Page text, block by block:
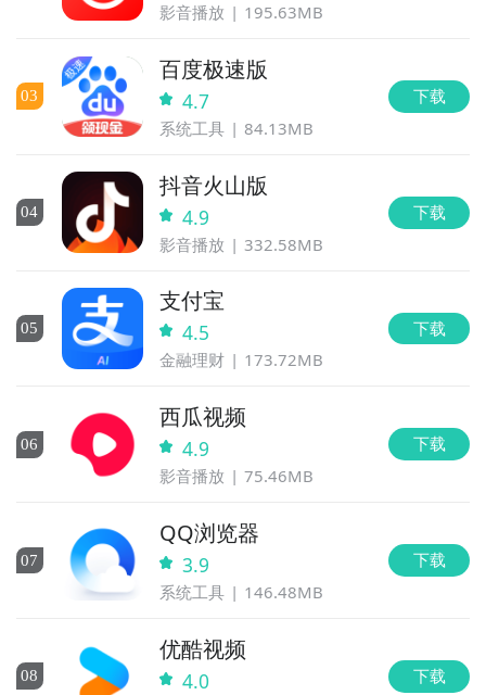
影音播放 195.63MB
03
百度极速版
4.7
系统工具 84.13MB
下载
04
抖音火山版
4.9
影音播放 332.58MB
下载
05
支付宝
4.5
金融理财 173.72MB
下载
06
西瓜视频
4.9
影音播放 75.46MB
下载
07
QQ浏览器
3.9
系统工具 146.48MB
下载
08
优酷视频
4.0 下载